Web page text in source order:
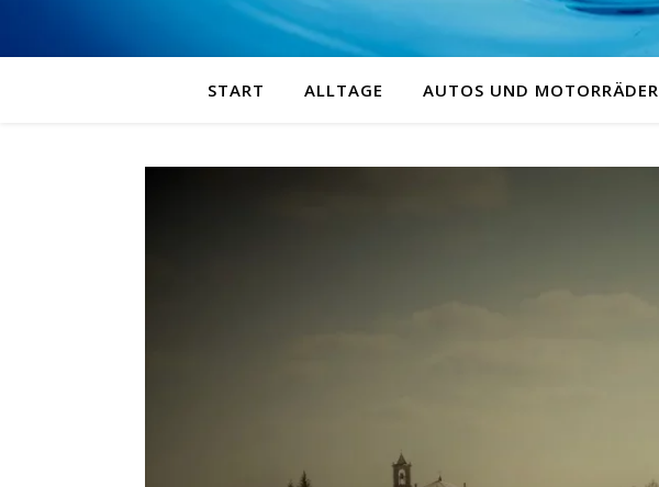
START ALLTAGE AUTOS UND MOTORRÄDER